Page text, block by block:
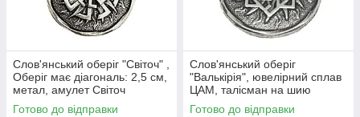
Слов'янський оберіг "Світоч" ,
Оберіг має діагональ: 2,5 см,
метал, амулет Світоч
Готово до відправки
Слов'янський оберіг
"Валькірія", ювелірний сплав
ЦАМ, талісман на шию
амулет Валькірія
Готово до відправки